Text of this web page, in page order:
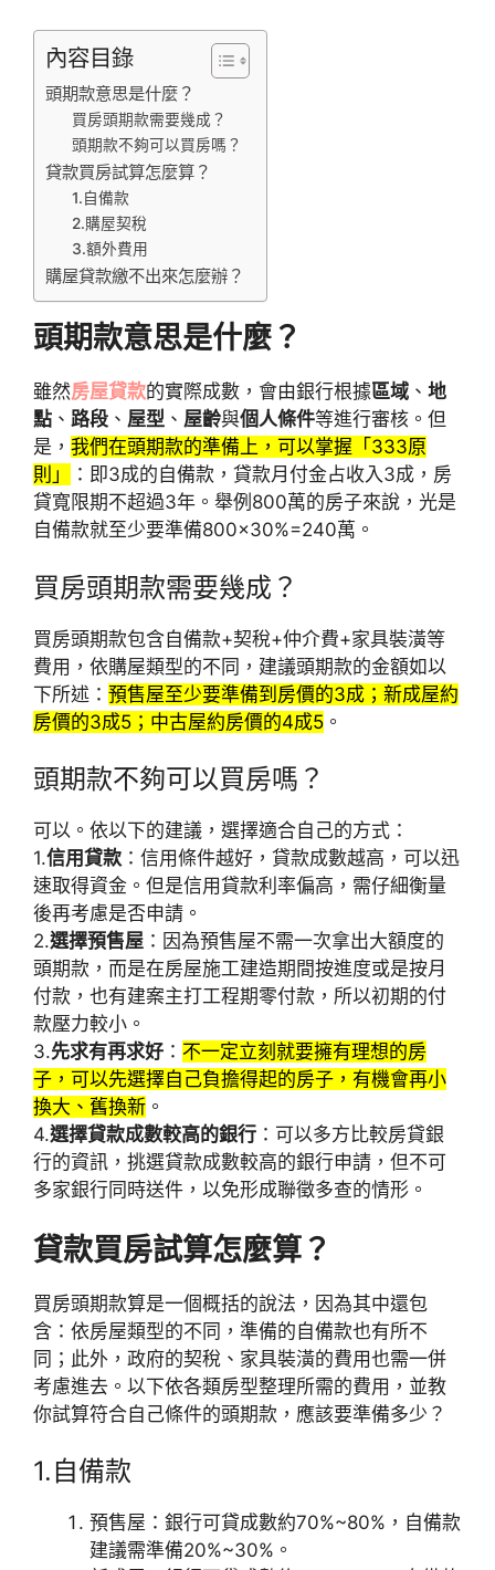
內容目錄
頭期款意思是什麼？
買房頭期款需要幾成？
頭期款不夠可以買房嗎？
貸款買房試算怎麼算？
1.自備款
2.購屋契稅
3.額外費用
購屋貸款繳不出來怎麼辦？
頭期款意思是什麼？
雖然房屋貸款的實際成數，會由銀行根據區域 、 地
點 、 路段 、 屋型 、 屋齡與個人條件等進行審核。但
是， 我們在頭期款的準備上，可以掌握「333原
則」
：即3成的自備款，貸款月付金占收入3成，房
貸寬限期不超過3年。舉例800萬的房子來說，光是
自備款就至少要準備800×30%=240萬。
買房頭期款需要幾成？
買房頭期款包含自備款+契稅+仲介費+家具裝潢等
費用，依購屋類型的不同，建議頭期款的金額如以
下所述： 預售屋至少要準備到房價的3成；新成屋約
房價的3成5；中古屋約房價的4成5 。
頭期款不夠可以買房嗎？
可以。依以下的建議，選擇適合自己的方式：
1.信用貸款 ：信用條件越好，貸款成數越高，可以迅
速取得資金。但是信用貸款利率偏高，需仔細衡量
後再考慮是否申請。
2.選擇預售屋 ：因為預售屋不需一次拿出大額度的
頭期款，而是在房屋施工建造期間按進度或是按月
付款，也有建案主打工程期零付款，所以初期的付
款壓力較小。
3.先求有再求好 ： 不一定立刻就要擁有理想的房
子，可以先選擇自己負擔得起的房子，有機會再小
換大、舊換新 。
4.選擇貸款成數較高的銀行 ：可以多方比較房貸銀
行的資訊，挑選貸款成數較高的銀行申請，但不可
多家銀行同時送件，以免形成聯徵多查的情形。
貸款買房試算怎麼算？
買房頭期款算是一個概括的說法，因為其中還包
含：依房屋類型的不同，準備的自備款也有所不
同；此外，政府的契稅、家具裝潢的費用也需一併
考慮進去。以下依各類房型整理所需的費用，並教
你試算符合自己條件的頭期款，應該要準備多少？
1.自備款
預售屋：銀行可貸成數約70%~80%，自備款
建議需準備20%~30%。